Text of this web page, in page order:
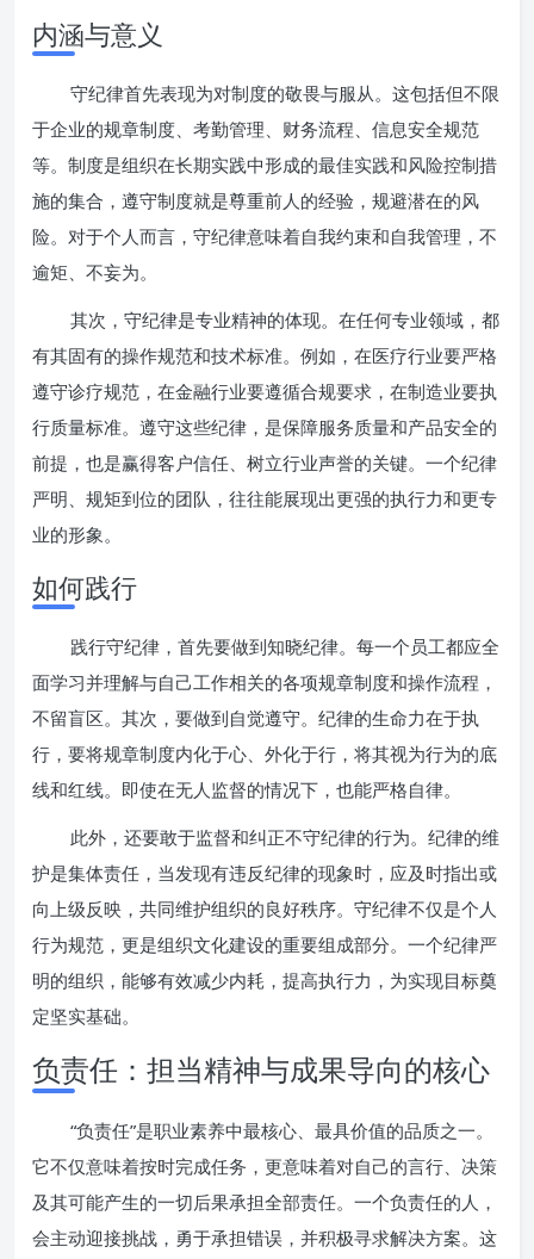
内涵与意义
守纪律首先表现为对制度的敬畏与服从。这包括但不限
于企业的规章制度、考勤管理、财务流程、信息安全规范
等。制度是组织在长期实践中形成的最佳实践和风险控制措
施的集合，遵守制度就是尊重前人的经验，规避潜在的风
险。对于个人而言，守纪律意味着自我约束和自我管理，不
逾矩、不妄为。
其次，守纪律是专业精神的体现。在任何专业领域，都
有其固有的操作规范和技术标准。例如，在医疗行业要严格
遵守诊疗规范，在金融行业要遵循合规要求，在制造业要执
行质量标准。遵守这些纪律，是保障服务质量和产品安全的
前提，也是赢得客户信任、树立行业声誉的关键。一个纪律
严明、规矩到位的团队，往往能展现出更强的执行力和更专
业的形象。
如何践行
践行守纪律，首先要做到知晓纪律。每一个员工都应全
面学习并理解与自己工作相关的各项规章制度和操作流程，
不留盲区。其次，要做到自觉遵守。纪律的生命力在于执
行，要将规章制度内化于心、外化于行，将其视为行为的底
线和红线。即使在无人监督的情况下，也能严格自律。
此外，还要敢于监督和纠正不守纪律的行为。纪律的维
护是集体责任，当发现有违反纪律的现象时，应及时指出或
向上级反映，共同维护组织的良好秩序。守纪律不仅是个人
行为规范，更是组织文化建设的重要组成部分。一个纪律严
明的组织，能够有效减少内耗，提高执行力，为实现目标奠
定坚实基础。
负责任：担当精神与成果导向的核心
“负责任”是职业素养中最核心、最具价值的品质之一。
它不仅意味着按时完成任务，更意味着对自己的言行、决策
及其可能产生的一切后果承担全部责任。一个负责任的人，
会主动迎接挑战，勇于承担错误，并积极寻求解决方案。这